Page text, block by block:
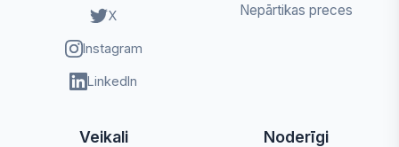
X
Instagram
LinkedIn
Nepārtikas preces
Veikali Noderīgi